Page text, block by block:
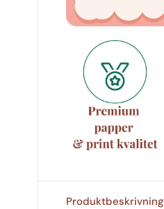
Produktbeskrivning